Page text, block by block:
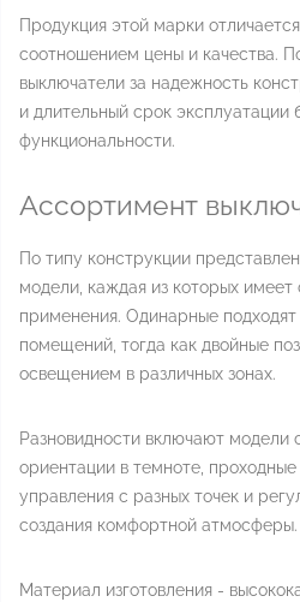
Продукция этой марки
соотношением цены и качества.
выключатели за надежность
и длительный срок эксплуатации
функциональности.
Ассортимент
По типу конструкции
модели, каждая из которых имеет
применения. Одинарные
помещений, тогда как двойные
освещением в различных зонах.
Разновидности включают модели
ориентации в темноте,
управления с разных точек и
создания комфортной атмосферы.
Материал изготовления -